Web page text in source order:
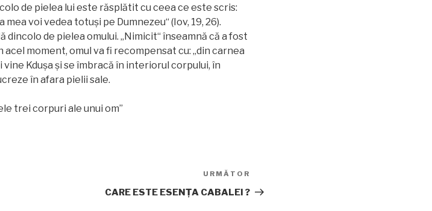
de pielea lui este răsplătit cu ceea ce este scris:
voi vedea totuşi pe Dumnezeu“ (Iov, 19, 26).
de pielea omului. „Nimicit“ înseamnă că a fost
moment, omul va fi recompensat cu: „din carnea
Kdușa şi se îmbracă în interiorul corpului, în
în afara pielii sale.
trei corpuri ale unui om”
următor
URMĂTOR
CARE ESTE ESENŢA CABALEI ?